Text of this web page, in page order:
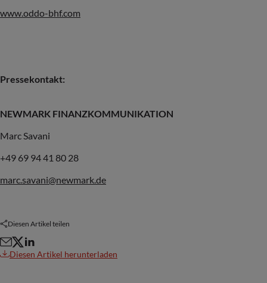
www.oddo-bhf.com
Pressekontakt:
NEWMARK FINANZKOMMUNIKATION
Marc Savani
+49 69 94 41 80 28
marc.savani@newmark.de
Diesen Artikel teilen
Diesen Artikel herunterladen